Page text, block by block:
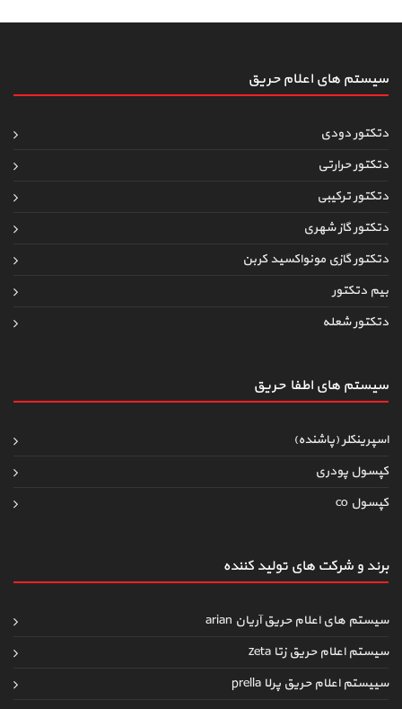
سیستم های اعلام حریق
دتکتور دودی
دتکتور حرارتی
دتکتور ترکیبی
دتکتور گاز شهری
دتکتور گازی مونواکسید کربن
بیم دتکتور
دتکتور شعله
سیستم های اطفاءحریق
اسپرینکلر (پاشنده)
کپسول پودری
کپسول co
برند و شرکت های تولید کننده
سیستم های اعلام حریق آریان arian
سیستم اعلام حریق زتا zeta
سییستم اعلام حریق پرلا prella